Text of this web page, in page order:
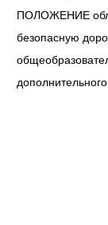
ПОЛОЖЕНИЕ
безопасную